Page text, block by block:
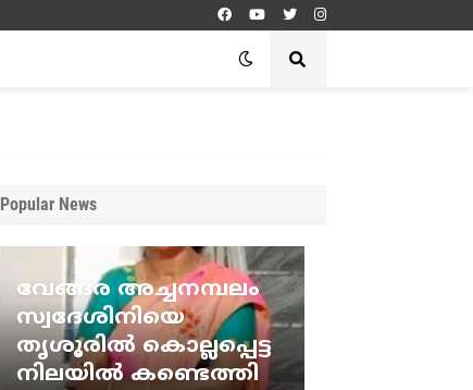
Popular News
വേങ്ങര അച്ചനമ്പലം
സ്വദേശിനിയെ
തൃശൂരിൽ കൊല്ലപ്പെട്ട
നിലയിൽ കണ്ടെത്തി